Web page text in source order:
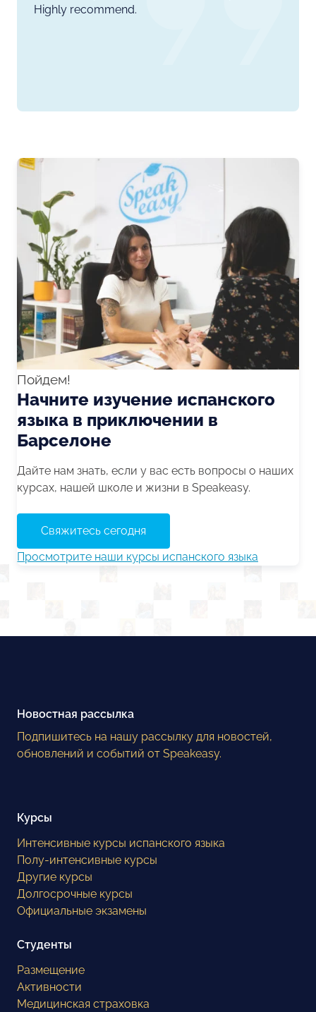
Highly recommend.
Пойдем!
Начните изучение испанского
языка в приключении в
Барселоне
Дайте нам знать, если у вас есть вопросы о наших
курсах, нашей школе и жизни в Speakeasy.
Свяжитесь сегодня
Просмотрите наши курсы испанского языка
Новостная рассылка
Подпишитесь на нашу рассылку для новостей,
обновлений и событий от Speakeasy.
Курсы
Интенсивные курсы испанского языка
Полу-интенсивные курсы
Другие курсы
Долгосрочные курсы
Официальные экзамены
Студенты
Размещение
Активности
Медицинская страховка